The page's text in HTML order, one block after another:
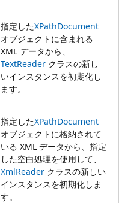
指定したXPathDocument
オブジェクトに含まれる
XML データから、
TextReader クラスの新し
いインスタンスを初期化し
ます。
指定したXPathDocument
オブジェクトに格納されて
いる XML データから、指定
した空白処理を使用して、
XmlReader クラスの新しい
インスタンスを初期化しま
す。